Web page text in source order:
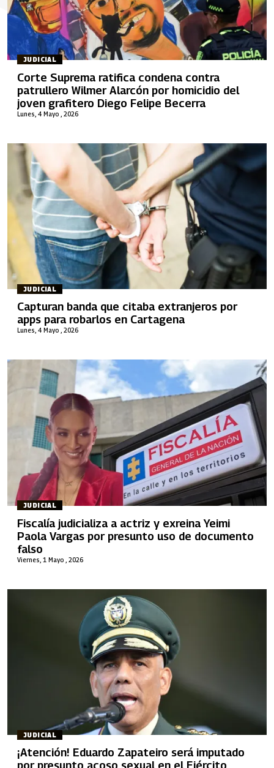
JUDICIAL
Lunes, 4 Mayo , 2026
Corte Suprema ratifica condena contra
patrullero Wilmer Alarcón por homicidio del
joven grafitero Diego Felipe Becerra
JUDICIAL
Lunes, 4 Mayo , 2026
Capturan banda que citaba extranjeros por
apps para robarlos en Cartagena
JUDICIAL
Viernes, 1 Mayo , 2026
Fiscalía judicializa a actriz y exreina Yeimi
Paola Vargas por presunto uso de documento
falso
JUDICIAL
¡Atención! Eduardo Zapateiro será imputado
por presunto acoso sexual en el Ejército